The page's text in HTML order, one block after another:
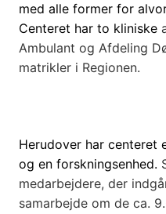
med alle former for
Centeret har to kliniske
Ambulant og Afdeling
matrikler i Regionen.
Herudover har
og en forskningsenhed.
medarbejdere, der
samarbejde om de ca.